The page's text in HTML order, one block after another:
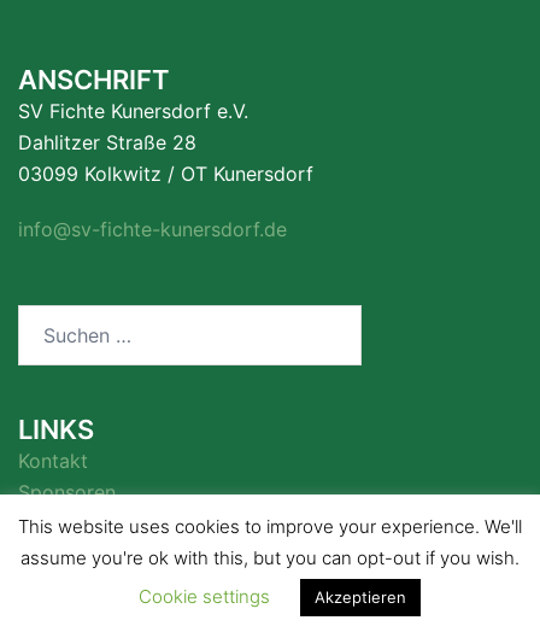
ANSCHRIFT
SV Fichte Kunersdorf e.V.
Dahlitzer Straße 28
03099 Kolkwitz / OT Kunersdorf
info@sv-fichte-kunersdorf.de
LINKS
Kontakt
Sponsoren
This website uses cookies to improve your experience. We'll
assume you're ok with this, but you can opt-out if you wish.
Cookie settings
Akzeptieren